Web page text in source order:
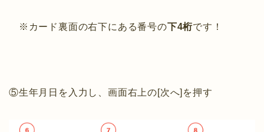
※カード裏面の右下にある番号の下4桁です！
⑤生年月日を入力し、画面右上の[次へ]を押す